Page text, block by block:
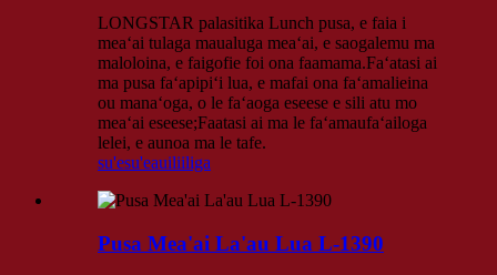
LONGSTAR palasitika Lunch pusa, e faia i
meaʻai tulaga maualuga meaʻai, e saogalemu ma
maloloina, e faigofie foi ona faamama.Faʻatasi ai
ma pusa faʻapipiʻi lua, e mafai ona faʻamalieina
ou manaʻoga, o le faʻaoga eseese e sili atu mo
meaʻai eseese;Faatasi ai ma le faʻamaufaʻailoga
lelei, e aunoa ma le tafe.
su'esu'eauiliiliga
Pusa Mea'ai La'au Lua L-1390